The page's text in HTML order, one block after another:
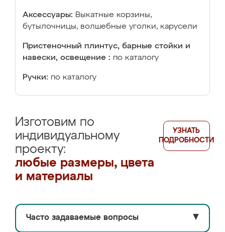
Аксессуары: Выкатные корзины,
бутылочницы, волшебные уголки, карусели
Пристеночный плинтус, барные стойки и
навески, освещение : по каталогу
Ручки: по каталогу
Изготовим по
индивидуальному
проекту:
любые размеры, цвета
и материалы
УЗНАТЬ
ПОДРОБНОСТИ
Часто задаваемые вопросы ▼